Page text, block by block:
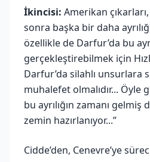
İkincisi: Amerikan
sonra başka bir daha
özellikle de Darfur’da bu
gerçekleştirebilmek için
Darfur’da silahlı unsurlara
muhalefet olmalıdır... Öyle
bu ayrılığın zamanı gelmiş
zemin hazırlanıyor...”
Cidde’den, Cenevre’ye